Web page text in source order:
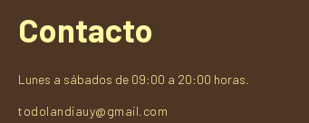
Contacto
Lunes a sábados de 09:00 a 20:00 horas.
todolandiauy@gmail.com